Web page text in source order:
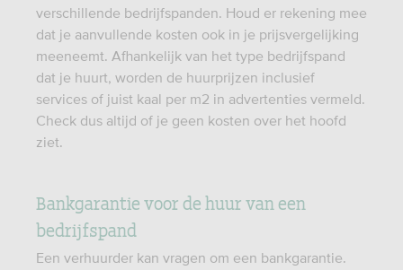
verschillende bedrijfspanden. Houd er rekening mee
dat je aanvullende kosten ook in je prijsvergelijking
meeneemt. Afhankelijk van het type bedrijfspand
dat je huurt, worden de huurprijzen inclusief
services of juist kaal per m2 in advertenties vermeld.
Check dus altijd of je geen kosten over het hoofd
ziet.
Bankgarantie voor de huur van een
bedrijfspand
Een verhuurder kan vragen om een bankgarantie.